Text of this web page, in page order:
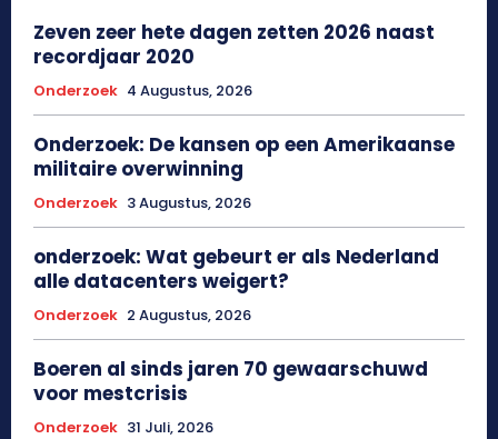
Zeven zeer hete dagen zetten 2026 naast
recordjaar 2020
Onderzoek 4 Augustus, 2026
Onderzoek: De kansen op een Amerikaanse
militaire overwinning
Onderzoek 3 Augustus, 2026
onderzoek: Wat gebeurt er als Nederland
alle datacenters weigert?
Onderzoek 2 Augustus, 2026
Boeren al sinds jaren 70 gewaarschuwd
voor mestcrisis
Onderzoek 31 Juli, 2026